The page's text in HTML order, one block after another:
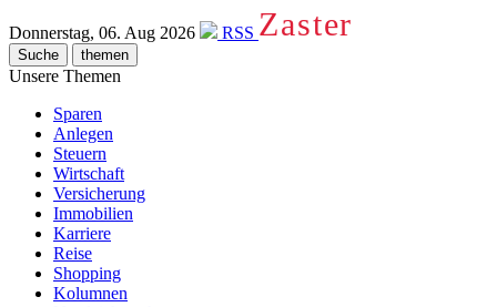
Donnerstag, 06. Aug 2026 RSS Zaster
Suche themen
Unsere Themen
Sparen
Anlegen
Steuern
Wirtschaft
Versicherung
Immobilien
Karriere
Reise
Shopping
Kolumnen